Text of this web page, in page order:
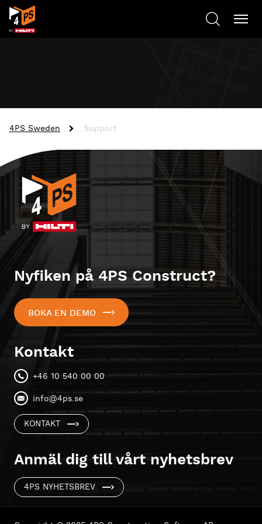
4PS Sweden Support
Nyfiken på 4PS Construct?
BOKA EN DEMO
Kontakt
+46 10 540 00 00
info@4ps.se
KONTAKT
Anmäl dig till vårt nyhetsbrev
4PS NYHETSBREV